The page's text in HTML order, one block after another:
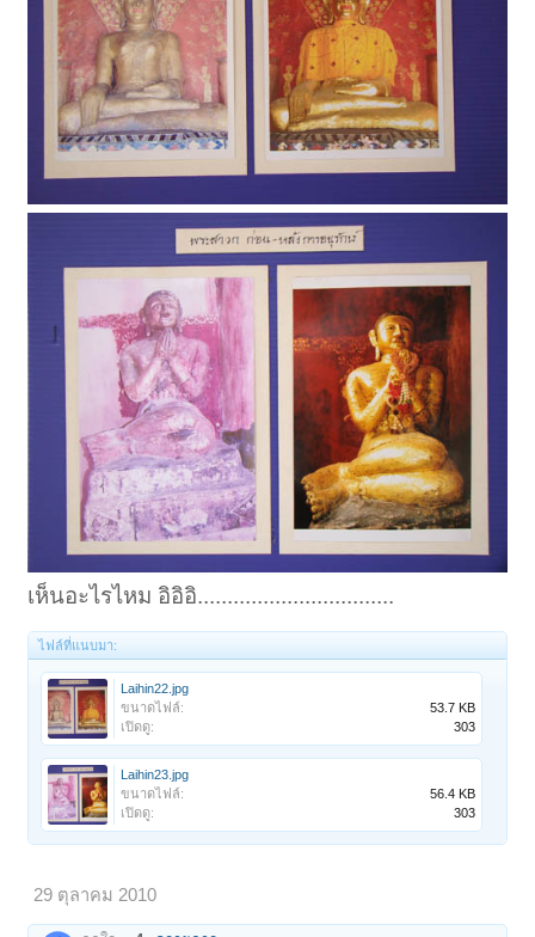
เห็นอะไรไหม อิอิอิ.................................
ไฟล์ที่แนบมา:
Laihin22.jpg
ขนาดไฟล์:
53.7 KB
เปิดดู:
303
Laihin23.jpg
ขนาดไฟล์:
56.4 KB
เปิดดู:
303
29 ตุลาคม 2010